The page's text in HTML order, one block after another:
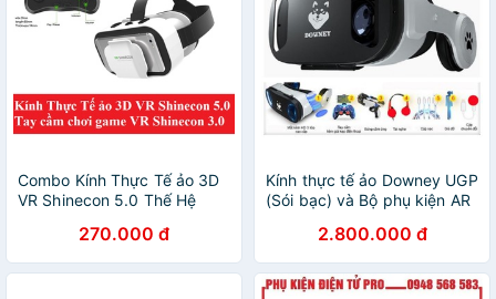
Combo Kính Thực Tế ảo 3D
VR Shinecon 5.0 Thế Hệ
bluetooth 3.0270.000 đ
Kính thực tế ảo Downey UGP
(Sói bạc) và Bộ phụ kiện AR
thỏa thích - Agiadep
2.800.000 đ